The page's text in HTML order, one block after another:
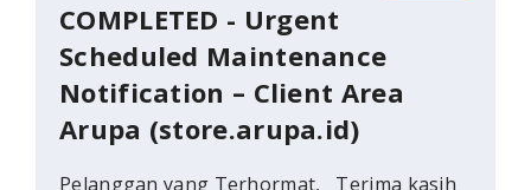
COMPLETED - Urgent
Scheduled Maintenance
Notification – Client Area
Arupa (store.arupa.id)
Pelanggan yang Terhormat, Terima kasih